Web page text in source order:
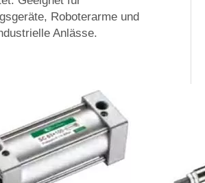
Roboterarme und
Anlässe.